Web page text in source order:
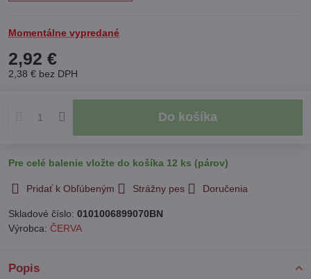
Momentálne vypredané
2,92 €
2,38 € bez DPH
Do košíka
Pre celé balenie vložte do košíka 12 ks (párov)
Pridať k Obľúbeným Strážny pes Doručenia
Skladové číslo: 0101006899070BN
Výrobca: ČERVA
Popis